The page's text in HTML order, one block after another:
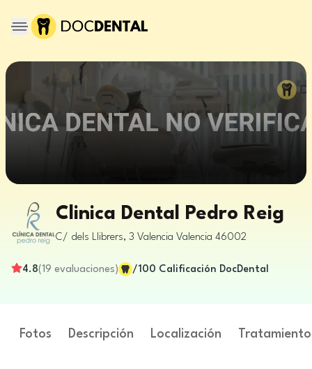
Clinica Dental Pedro Reig
C/ dels Llibrers, 3 Valencia Valencia 46002
4.8(19 evaluaciones) /100 Calificación DocDental
Fotos Descripción Localización